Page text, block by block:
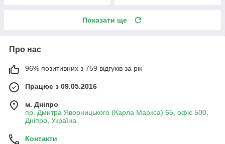
Показати ще
Про нас
96% позитивних з 759 відгуків за рік
Працює з 09.05.2016
м. Дніпро
пр. Дмитра Яворницького (Карла Маркса) 65, офіс 500,
Дніпро, Україна
Контакти